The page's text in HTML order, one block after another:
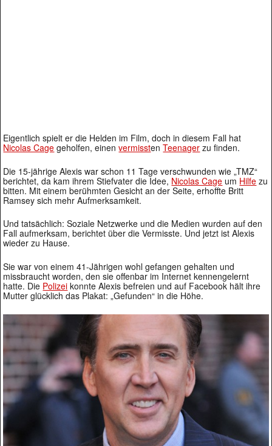
Eigentlich spielt er die Helden im Film, doch in diesem Fall hat
Nicolas Cage geholfen, einenvermisstenTeenager zu finden.
Die 15-jährige Alexis war schon 11 Tage verschwunden wie „TMZ“
berichtet, da kam ihrem Stiefvater die Idee, Nicolas Cage um Hilfe zu
bitten. Mit einem berühmten Gesicht an der Seite, erhoffte Britt
Ramsey sich mehr Aufmerksamkeit.
Und tatsächlich: Soziale Netzwerke und die Medien wurden auf den
Fall aufmerksam, berichtet über die Vermisste. Und jetzt ist Alexis
wieder zu Hause.
Sie war von einem 41-Jährigen wohl gefangen gehalten und
missbraucht worden, den sie offenbar im Internet kennengelernt
hatte. Die Polizei konnte Alexis befreien und auf Facebook hält ihre
Mutter glücklich das Plakat: „Gefunden“ in die Höhe.